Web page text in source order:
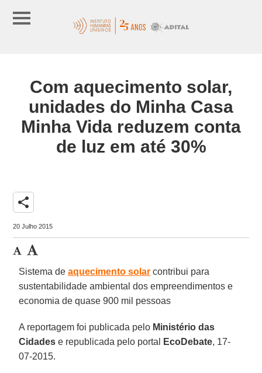
Com aquecimento solar,
unidades do Minha Casa
Minha Vida reduzem conta
de luz em até 30%
share
20 Julho 2015
Sistema deaquecimento solar contribui para
sustentabilidade ambiental dos empreendimentos e
economia de quase 900 mil pessoas
A reportagem foi publicada pelo Ministério das
Cidades e republicada pelo portal EcoDebate, 17-
07-2015.